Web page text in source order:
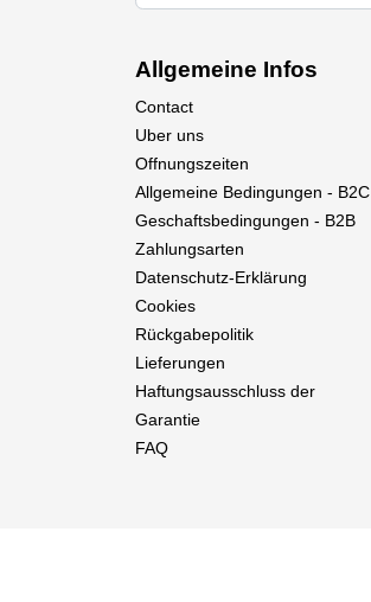
Allgemeine Infos
Contact
Uber uns
Offnungszeiten
Allgemeine Bedingungen - B2C
Geschaftsbedingungen - B2B
Zahlungsarten
Datenschutz-Erklärung
Cookies
Rückgabepolitik
Lieferungen
Haftungsausschluss der
Garantie
FAQ